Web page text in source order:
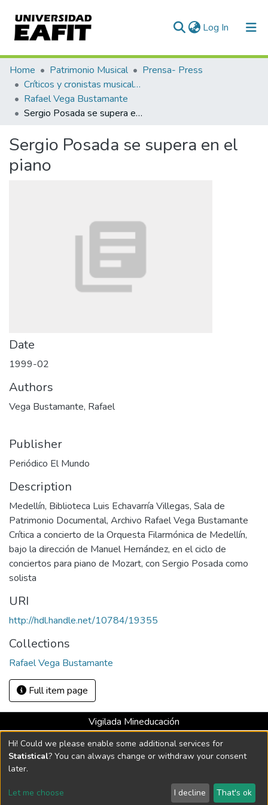
Log In (current)
Communities & Collections
All of DSpace
Statistics
Home Patrimonio Musical
Prensa- Press
Críticos y cronistas musicales
Rafael Vega Bustamante
Sergio Posada se supera en el piano
Sergio Posada se supera en el
piano
Date
1999-02
Authors
Vega Bustamante, Rafael
Publisher
Periódico El Mundo
Description
Medellín, Biblioteca Luis Echavarría Villegas, Sala de
Patrimonio Documental, Archivo Rafael Vega Bustamante
Crítica a concierto de la Orquesta Filarmónica de Medellín,
bajo la dirección de Manuel Hernández, en el ciclo de
conciertos para piano de Mozart, con Sergio Posada como
solista
URI
http://hdl.handle.net/10784/19355
Collections
Rafael Vega Bustamante
Full item page
Vigilada Mineducación
Universidad con Acreditación Institucional hasta 2026 -
Resolución MEN 2158 de 2018
DSpace software copyright © 2002-2026 LYRASIS
Send Feedback
Hi! Could we please enable some additional services for
Statistical? You can always change or withdraw your consent
later.
Let me choose I decline That's ok